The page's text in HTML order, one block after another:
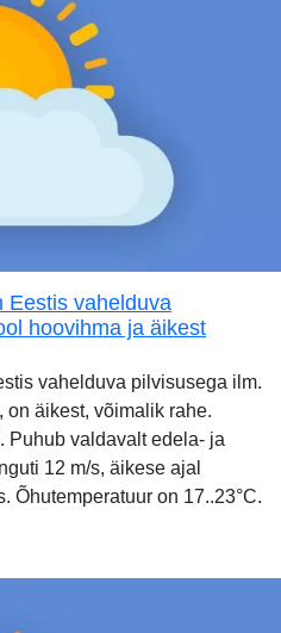
Eestis vahelduva
hoovihma ja äikest
vahelduva pilvisusega ilm.
on äikest, võimalik rahe.
Puhub valdavalt edela- ja
12 m/s, äikese ajal
Õhutemperatuur on 17..23°C.